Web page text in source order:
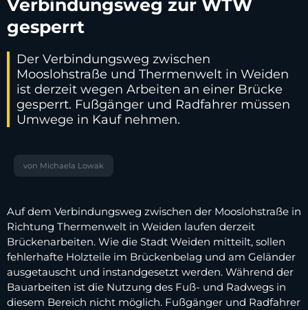
Verbindungsweg zur WTW
gesperrt
Der Verbindungsweg zwischen
Mooslohstraße und Thermenwelt in Weiden
ist derzeit wegen Arbeiten an einer Brücke
gesperrt. Fußgänger und Radfahrer müssen
Umwege in Kauf nehmen.
von Michaela Lowak
Auf dem Verbindungsweg zwischen der Mooslohstraße in
Richtung Thermenwelt in Weiden laufen derzeit
Brückenarbeiten. Wie die Stadt Weiden mitteilt, sollen
fehlerhafte Holzteile im Brückenbelag und am Geländer
ausgetauscht und instandgesetzt werden. Während der
Bauarbeiten ist die Nutzung des Fuß- und Radwegs in
diesem Bereich nicht möglich. Fußgänger und Radfahrer